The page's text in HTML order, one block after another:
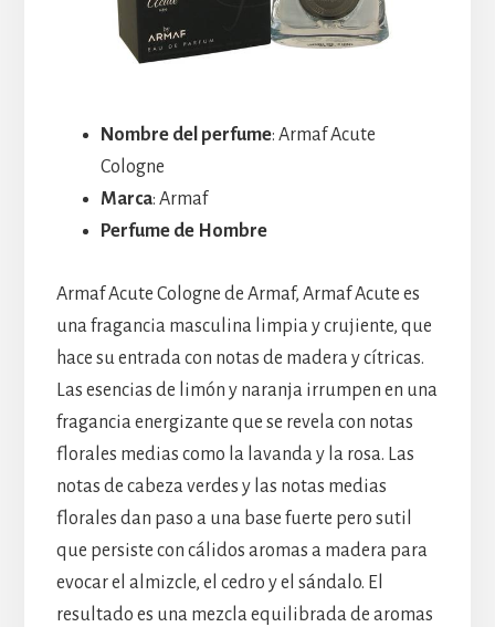
Nombre del perfume: Armaf Acute
Cologne
Marca: Armaf
Perfume de Hombre
Armaf Acute Cologne de Armaf, Armaf Acute es
una fragancia masculina limpia y crujiente, que
hace su entrada con notas de madera y cítricas.
Las esencias de limón y naranja irrumpen en una
fragancia energizante que se revela con notas
florales medias como la lavanda y la rosa. Las
notas de cabeza verdes y las notas medias
florales dan paso a una base fuerte pero sutil
que persiste con cálidos aromas a madera para
evocar el almizcle, el cedro y el sándalo. El
resultado es una mezcla equilibrada de aromas